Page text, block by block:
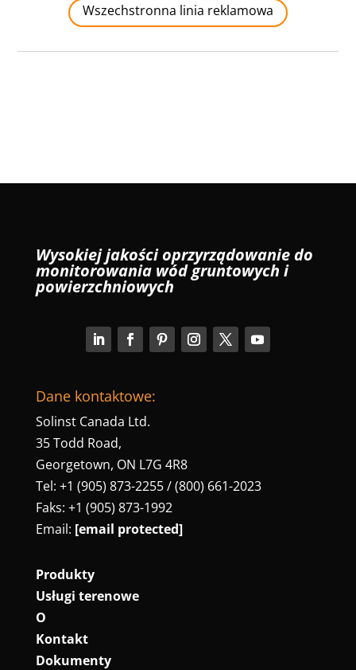
Wszechstronna linia reklamowa
Wysokiej jakości oprzyrządowanie do
monitorowania wód gruntowych i
powierzchniowych
Dane kontaktowe:
Solinst Canada Ltd.
35 Todd Road,
Georgetown, ON L7G 4R8
Tel: +1 (905) 873-2255 / (800) 661-2023
Faks: +1 (905) 873-1992
Email: [email protected]
Produkty
Usługi terenowe
O
Kontakt
Dokumenty